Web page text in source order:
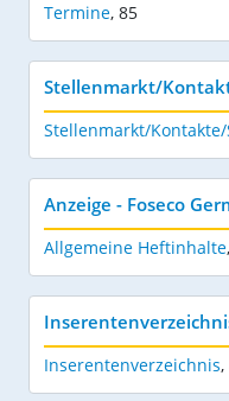
Termine, 85
Stellenmarkt/
Stellenmarkt/Kontakte/
Anzeige - Foseco
Allgemeine Heftinhalte,
Inserentenverzeichnis,